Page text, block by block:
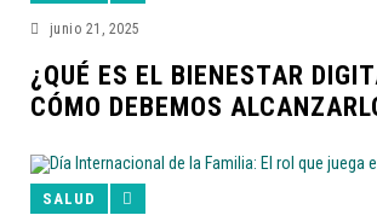
junio 21, 2025
¿QUÉ ES EL BIENESTAR
CÓMO DEBEMOS
SALUD